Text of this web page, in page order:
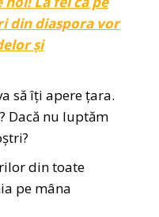
din diaspora vor
și
să îți apere țara.
Dacă nu luptăm
din toate
pe mâna